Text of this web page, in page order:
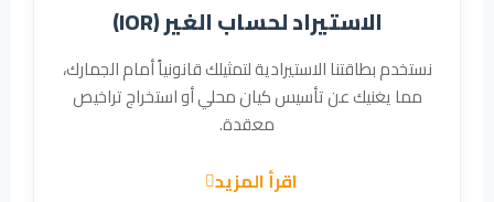
الاستيراد لحساب الغير (IOR)
نستخدم بطاقتنا الاستيرادية لتمثيلك قانونياً أمام الجمارك،
مما يغنيك عن تأسيس كيان محلي أو استخراج تراخيص
معقدة.
اقرأ المزيد